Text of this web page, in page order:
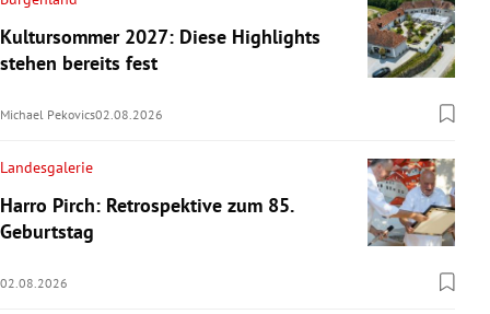
Kultursommer 2027: Diese Highlights
stehen bereits fest
Michael Pekovics02.08.2026
Landesgalerie
Harro Pirch: Retrospektive zum 85.
Geburtstag
02.08.2026